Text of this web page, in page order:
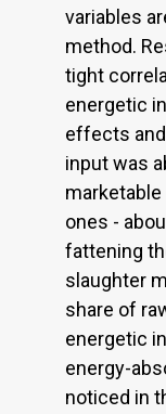
variables
method.
tight
energetic
effects
input was
ones -
fattening
slaughter
share of
energetic
energy-
noticed in